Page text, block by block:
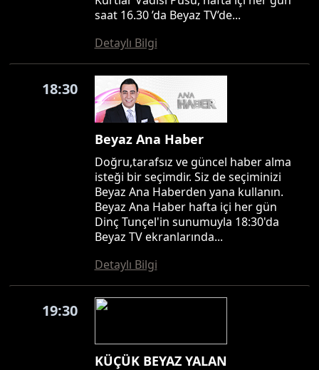
saat 16.30 ’da Beyaz TV’de...
Detaylı Bilgi
18:30
Beyaz Ana Haber
Doğru,tarafsız ve güncel haber alma
isteği bir seçimdir. Siz de seçiminizi
Beyaz Ana Haberden yana kullanın.
Beyaz Ana Haber hafta içi her gün
Dinç Tunçel'in sunumuyla 18:30'da
Beyaz TV ekranlarında...
Detaylı Bilgi
19:30
KÜÇÜK BEYAZ YALAN